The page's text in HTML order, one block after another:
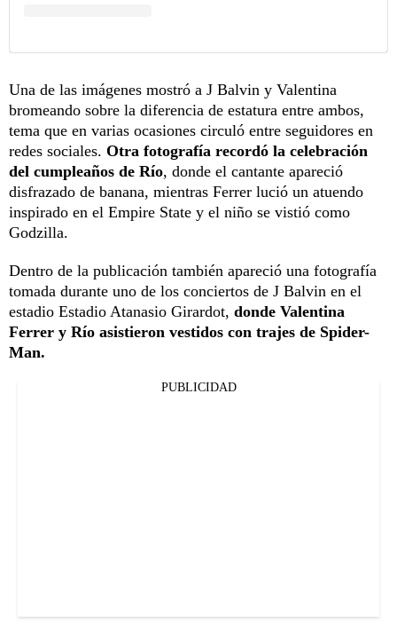
Una de las imágenes mostró a J Balvin y Valentina
bromeando sobre la diferencia de estatura entre ambos,
tema que en varias ocasiones circuló entre seguidores en
redes sociales. Otra fotografía recordó la celebración
del cumpleaños de Río, donde el cantante apareció
disfrazado de banana, mientras Ferrer lució un atuendo
inspirado en el Empire State y el niño se vistió como
Godzilla.
Dentro de la publicación también apareció una fotografía
tomada durante uno de los conciertos de J Balvin en el
estadio Estadio Atanasio Girardot, donde Valentina
Ferrer y Río asistieron vestidos con trajes de Spider-
Man.
PUBLICIDAD